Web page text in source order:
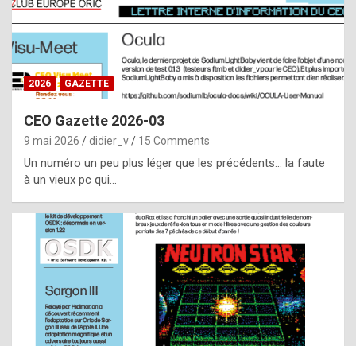
t
a
s
i
e
f
o
m
m
a
y
b
2026 GAZETTE
CEO Gazette 2026-03
9 mai 2026 didier_v 15 Comments
Un numéro un peu plus léger que les précédents… la faute
à un vieux pc qui…